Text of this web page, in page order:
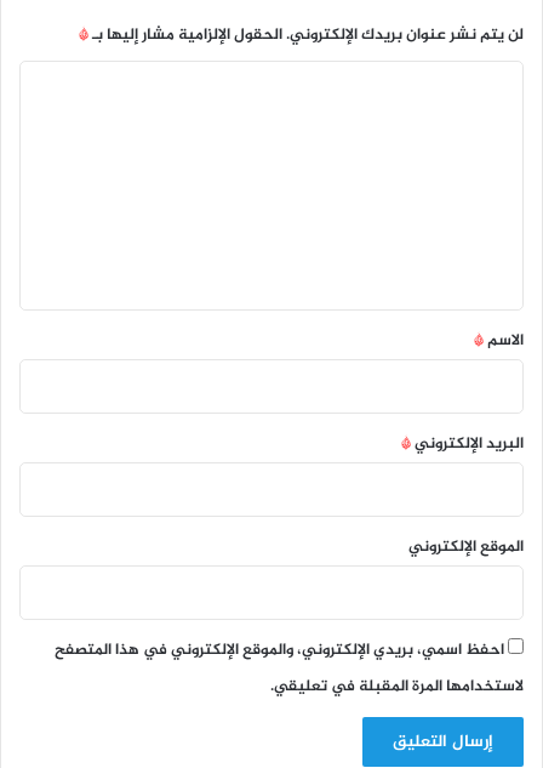
لن يتم نشر عنوان بريدك الإلكتروني.الحقول الإلزامية مشار إليها بـ*
*
الاسم*
البريد الإلكتروني*
الموقع الإلكتروني
احفظ اسمي، بريدي الإلكتروني، والموقع الإلكتروني في هذا المتصفح
لاستخدامها المرة المقبلة في تعليقي.